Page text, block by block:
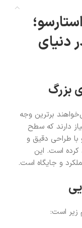
دنیای
بزرگ
برترین وجه
دارند که سطح
با طراحی دقیق و
کرده است. این
و جایگاه است.
زیر است: